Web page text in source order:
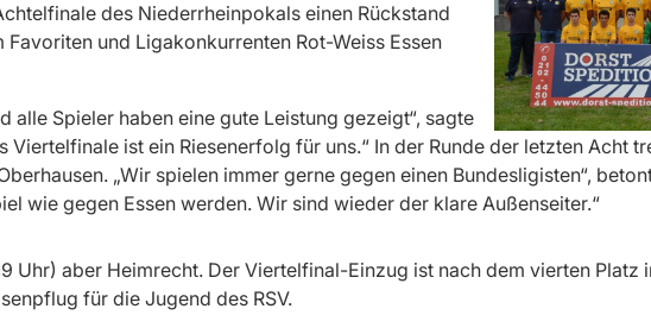
des Niederrheinpokals einen Rückstand
und Ligakonkurrenten Rot-Weiss Essen
alle Spieler haben eine gute Leistung gezeigt“, sagte
Viertelfinale ist ein Riesenerfolg für uns.“ In der Runde der letzten Acht
„Wir spielen immer gerne gegen einen Bundesligisten“,
wie gegen Essen werden. Wir sind wieder der klare Außenseiter.“
Uhr) aber Heimrecht. Der Viertelfinal-Einzug ist nach dem vierten Platz
für die Jugend des RSV.